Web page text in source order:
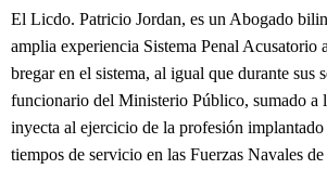
El Licdo. Patricio Jordan, es un Abogado
amplia experiencia Sistema Penal Acusatorio
bregar en el sistema, al igual que durante sus
funcionario del Ministerio Público, sumado a
inyecta al ejercicio de la profesión
tiempos de servicio en las Fuerzas Navales